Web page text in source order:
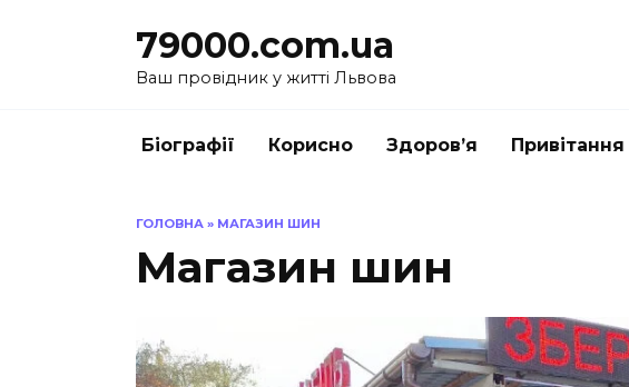
79000.com.ua
Ваш провідник у житті Львова
Біографії Корисно Здоров’я Привітання
ГОЛОВНА » МАГАЗИН ШИН
Магазин шин